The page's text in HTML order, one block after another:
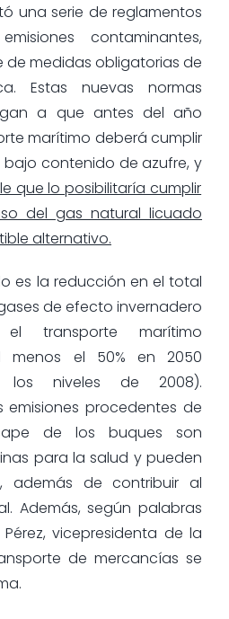
una serie de reglamentos
contaminantes,
de medidas obligatorias de
Estas nuevas normas
a que antes del año
marítimo deberá cumplir
contenido de azufre, y
que lo posibilitaría cumplir
del gas natural licuado
alternativo.
es la reducción en el total
de efecto invernadero
transporte marítimo
menos el 50% en 2050
los niveles de 2008).
emisiones procedentes de
de los buques son
para la salud y pueden
además de contribuir al
Además, según palabras
vicepresidenta de la
de mercancías se